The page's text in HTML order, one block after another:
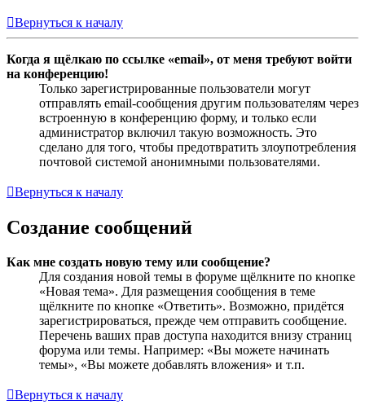
Вернуться к началу
Когда я щёлкаю по ссылке «email», от меня требуют войти
на конференцию!
Только зарегистрированные пользователи могут
отправлять email-сообщения другим пользователям через
встроенную в конференцию форму, и только если
администратор включил такую возможность. Это
сделано для того, чтобы предотвратить злоупотребления
почтовой системой анонимными пользователями.
Вернуться к началу
Создание сообщений
Как мне создать новую тему или сообщение?
Для создания новой темы в форуме щёлкните по кнопке
«Новая тема». Для размещения сообщения в теме
щёлкните по кнопке «Ответить». Возможно, придётся
зарегистрироваться, прежде чем отправить сообщение.
Перечень ваших прав доступа находится внизу страниц
форума или темы. Например: «Вы можете начинать
темы», «Вы можете добавлять вложения» и т.п.
Вернуться к началу